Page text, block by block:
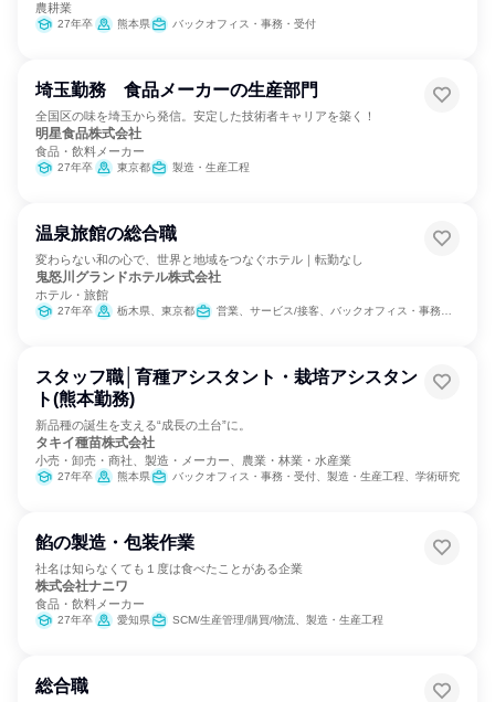
農耕業
27年卒 熊本県 バックオフィス・事務・受付
埼玉勤務 食品メーカーの生産部門
全国区の味を埼玉から発信。安定した技術者キャリアを築く！
明星食品株式会社
食品・飲料メーカー
27年卒 東京都 製造・生産工程
温泉旅館の総合職
変わらない和の心で、世界と地域をつなぐホテル｜転勤なし
鬼怒川グランドホテル株式会社
ホテル・旅館
27年卒 栃木県、東京都 営業、サービス/接客、バックオフィス・事務・受付
スタッフ職│育種アシスタント・栽培アシスタン
ト(熊本勤務)
新品種の誕生を支える“成長の土台”に。
タキイ種苗株式会社
小売・卸売・商社、製造・メーカー、農業・林業・水産業
27年卒 熊本県 バックオフィス・事務・受付、製造・生産工程、学術研究
餡の製造・包装作業
社名は知らなくても１度は食べたことがある企業
株式会社ナニワ
食品・飲料メーカー
27年卒 愛知県 SCM/生産管理/購買/物流、製造・生産工程
総合職